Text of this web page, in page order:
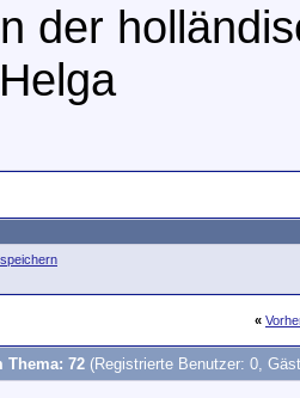
der
«
Thema: 72 (Registrierte Benutzer: 0,